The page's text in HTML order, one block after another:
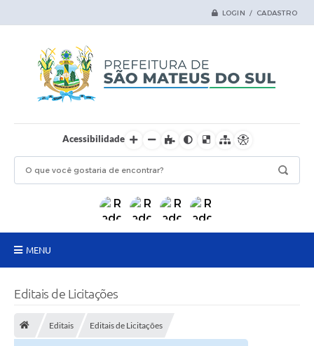
LOGIN / CADASTRO
Acessibilidade
MENU
Editais de Licitações
Editais Editais de Licitações